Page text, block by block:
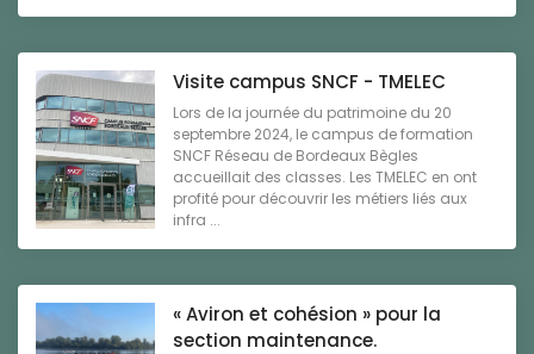
Visite campus SNCF - TMELEC
Lors de la journée du patrimoine du 20
septembre 2024, le campus de formation
SNCF Réseau de Bordeaux Bègles
accueillait des classes. Les TMELEC en ont
profité pour découvrir les métiers liés aux
infra ...
« Aviron et cohésion » pour la
section maintenance.